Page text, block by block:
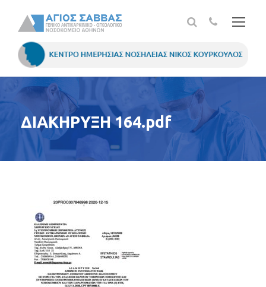
ΔΙΑΚΗΡΥΞΗ 164.pdf